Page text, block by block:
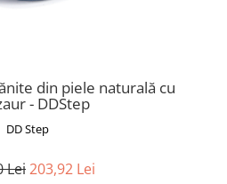
din piele naturală cu
- DDStep
DD Step
Lei203,92 Lei